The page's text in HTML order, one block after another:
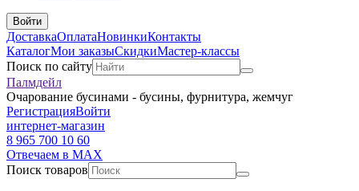
Войти
ДоставкаОплатаНовинкиКонтакты
КаталогМои заказыСкидкиМастер-классы
Поиск по сайту
Палмдейл
Очарование бусинами - бусины, фурнитура, жемчуг
РегистрацияВойти
интернет-магазин
8 965 700 10 60
Отвечаем в MAX
Поиск товаров